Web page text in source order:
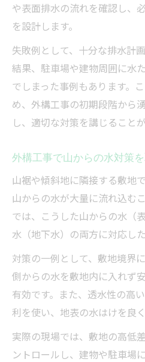
や表面排水の流れを確認し、
を設計します。
失敗例として、十分な排水計
結果、駐車場や建物周囲に水
でしまった事例もあります。
め、外構工事の初期段階から
し、適切な対策を講じることが
外構工事で山からの水対策
山裾や傾斜地に隣接する敷地
山からの水が大量に流れ込む
では、こうした山からの水（
水（地下水）の両方に対応し
対策の一例として、敷地境界
側からの水を敷地内に入れず
有効です。また、透水性の高
利を使い、地表の水はけを良
実際の現場では、敷地の高低
ントロールし、建物や駐車場